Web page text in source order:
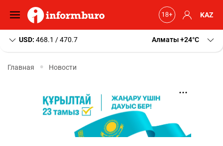
KAZ
USD: 468.1 / 470.7 Алматы+24 C
Главная Новости